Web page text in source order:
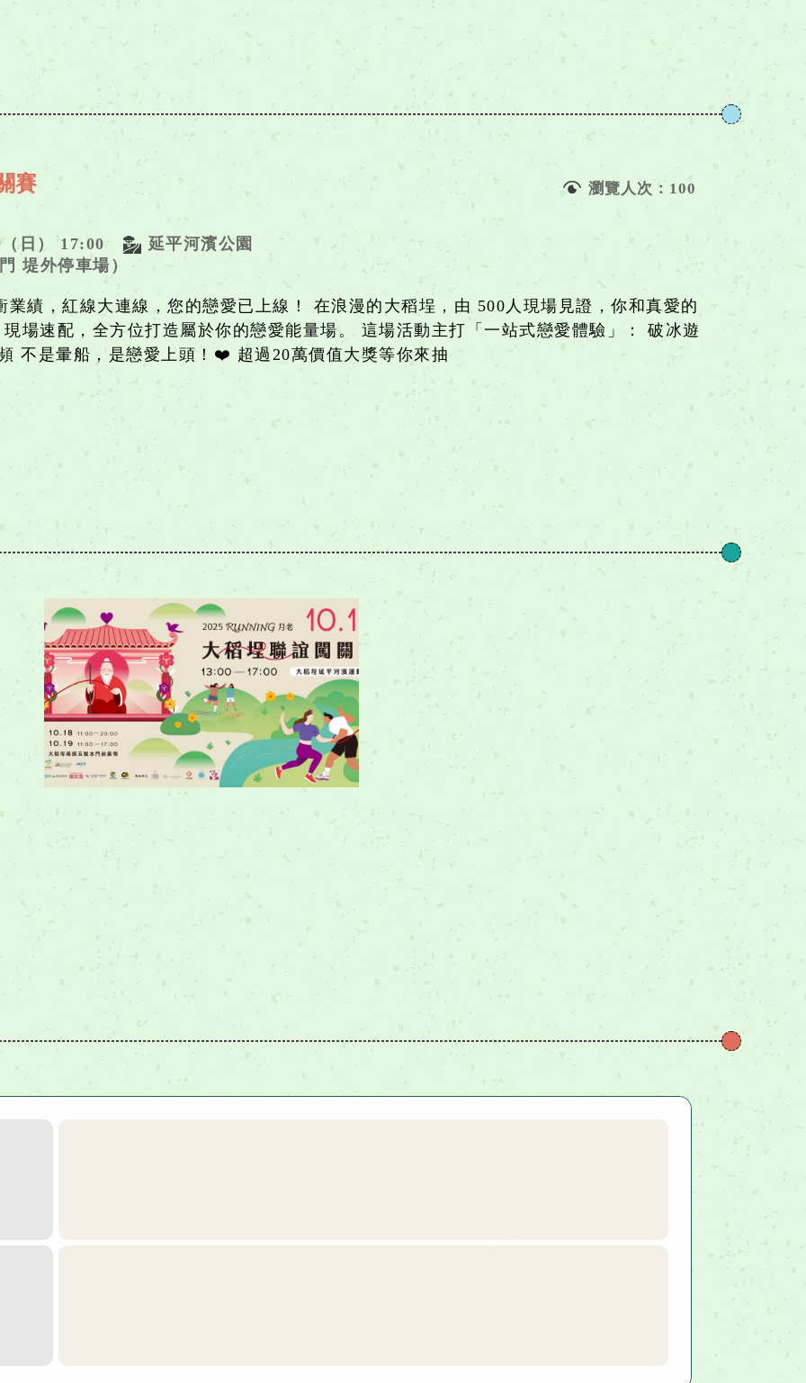
賽 瀏覽人次： 100
日） 17:00
延平河濱公園
堤外停車場）
績，紅線大連線，您的戀愛已上線！ 在浪漫的大稻埕，由 500人現場見證，你和真愛的
場速配，全方位打造屬於你的戀愛能量場。 這場活動主打「一站式戀愛體驗」： 破冰遊
不是暈船，是戀愛上頭！❤️ 超過20萬價值大獎等你來抽